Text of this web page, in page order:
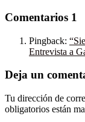
Comentarios 1
Pingback:
Entrevista a
Deja un
Tu dirección de
obligatorios están